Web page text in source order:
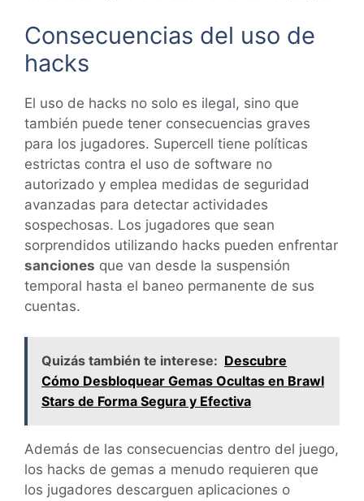
Consecuencias del uso de
hacks
El uso de hacks no solo es ilegal, sino que
también puede tener consecuencias graves
para los jugadores. Supercell tiene políticas
estrictas contra el uso de software no
autorizado y emplea medidas de seguridad
avanzadas para detectar actividades
sospechosas. Los jugadores que sean
sorprendidos utilizando hacks pueden enfrentar
sanciones que van desde la suspensión
temporal hasta el baneo permanente de sus
cuentas.
Quizás también te interese: Descubre
Cómo Desbloquear Gemas Ocultas en Brawl
Stars de Forma Segura y Efectiva
Además de las consecuencias dentro del juego,
los hacks de gemas a menudo requieren que
los jugadores descarguen aplicaciones o